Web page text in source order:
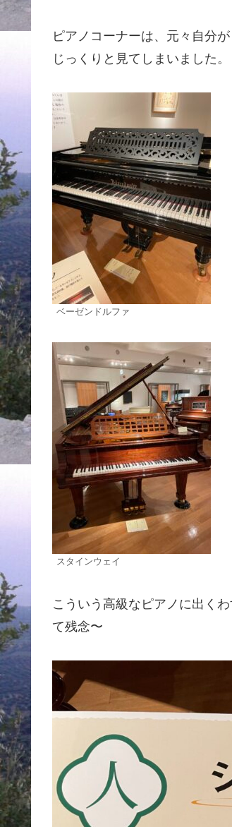
ピアノコーナーは、元々自分
じっくりと見てしまいました。
ベーゼンドルファ
スタインウェイ
こういう高級なピアノに出く
て残念〜